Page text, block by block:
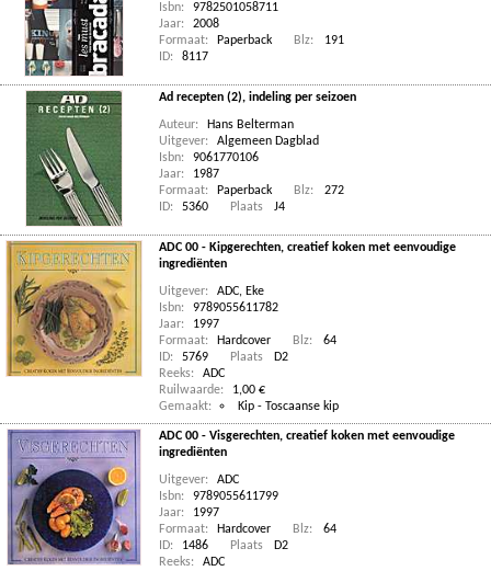
Isbn:
9782501058711
Jaar:
2008
Formaat:
Paperback Blz:
191
ID:
8117
Ad recepten (2), indeling per seizoen
Auteur:
Hans Belterman
Uitgever:
Algemeen Dagblad
Isbn:
9061770106
Jaar:
1987
Formaat:
Paperback Blz:
272
ID:
5360 Plaats J4
ADC 00 - Kipgerechten, creatief koken met eenvoudige
ingrediënten
Uitgever:
ADC, Eke
Isbn:
9789055611782
Jaar:
1997
Formaat:
Hardcover Blz:
64
ID:
5769 Plaats
D2
Reeks:
ADC
Ruilwaarde:
1,00 €
Gemaakt:
Kip - Toscaanse kip
ADC 00 - Visgerechten, creatief koken met eenvoudige
ingrediënten
Uitgever:
ADC
Isbn:
9789055611799
Jaar:
1997
Formaat:
Hardcover Blz:
64
ID:
1486 Plaats
D2
Reeks:
ADC